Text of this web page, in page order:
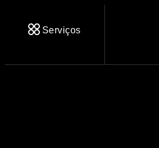
Serviços